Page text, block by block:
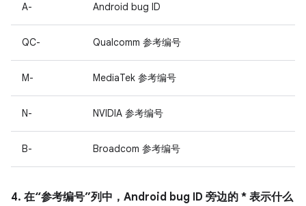
A- Android bug ID
QC- Qualcomm 参考编号
M- MediaTek 参考编号
N- NVIDIA 参考编号
B- Broadcom 参考编号
4. 在“参考编号”列中，Android bug ID 旁边的 * 表示什么